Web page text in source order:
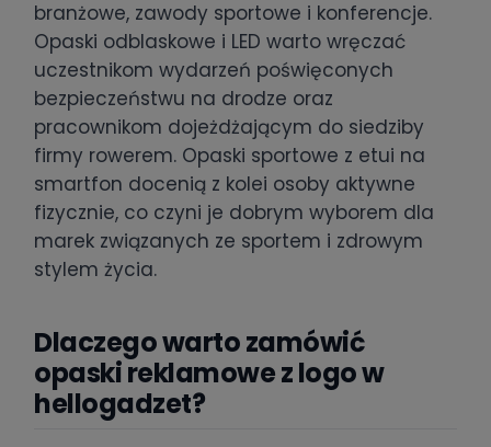
branżowe, zawody sportowe i konferencje.
Opaski odblaskowe i LED warto wręczać
uczestnikom wydarzeń poświęconych
bezpieczeństwu na drodze oraz
pracownikom dojeżdżającym do siedziby
firmy rowerem. Opaski sportowe z etui na
smartfon docenią z kolei osoby aktywne
fizycznie, co czyni je dobrym wyborem dla
marek związanych ze sportem i zdrowym
stylem życia.
Dlaczego warto zamówić
opaski reklamowe z logo w
hellogadzet?